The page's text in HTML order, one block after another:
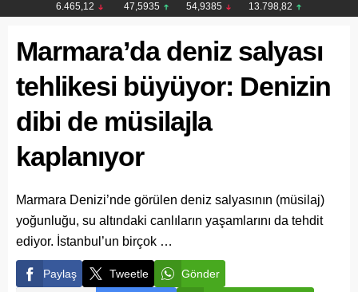
6.465,12 47,5935 54,9385 13.798,82
Marmara’da deniz salyası
tehlikesi büyüyor: Denizin
dibi de müsilajla
kaplanıyor
Marmara Denizi’nde görülen deniz salyasının (müsilaj)
yoğunluğu, su altındaki canlıların yaşamlarını da tehdit
ediyor. İstanbul’un birçok …
Paylaş Tweetle Gönder